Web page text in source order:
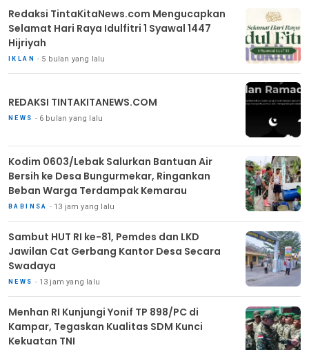
Redaksi TintaKitaNews.com Mengucapkan
Selamat Hari Raya Idulfitri 1 Syawal 1447
Hijriyah
IKLAN 5 bulan yang lalu
REDAKSI TINTAKITANEWS.COM
NEWS 6 bulan yang lalu
Kodim 0603/Lebak Salurkan Bantuan Air
Bersih ke Desa Bungurmekar, Ringankan
Beban Warga Terdampak Kemarau
BABINSA 13 jam yang lalu
Sambut HUT RI ke-81, Pemdes dan LKD
Jawilan Cat Gerbang Kantor Desa Secara
Swadaya
NEWS 13 jam yang lalu
Menhan RI Kunjungi Yonif TP 898/PC di
Kampar, Tegaskan Kualitas SDM Kunci
Kekuatan TNI